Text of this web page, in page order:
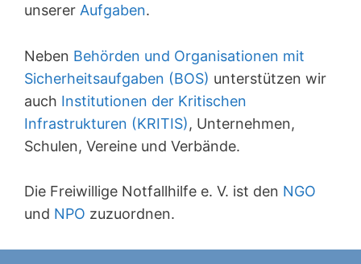
unserer Aufgaben.
Neben Behörden und Organisationen mit
Sicherheitsaufgaben (BOS) unterstützen wir
auch Institutionen der Kritischen
Infrastrukturen (KRITIS), Unternehmen,
Schulen, Vereine und Verbände.
Die Freiwillige Notfallhilfe e. V. ist den NGO
und NPO zuzuordnen.